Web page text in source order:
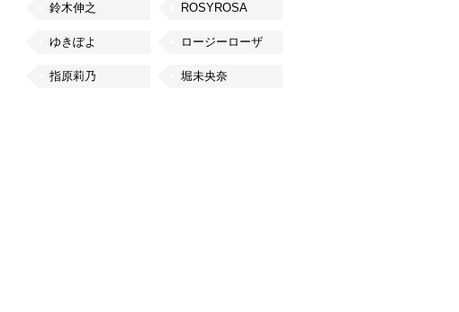
鈴木伸之 ROSYROSA
ゆきぽよ ロージーローザ
指原莉乃 堀未央奈